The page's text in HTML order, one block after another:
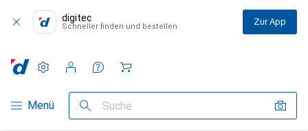
digitec
Schneller finden und bestellen Zur App
Navigation nach Kategorien
Menü Suche
Einstellungen
Kundenkonto
Vergleichslisten
Merklisten
Warenkorb